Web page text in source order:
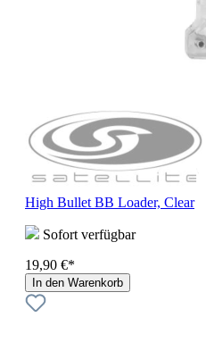
High Bullet BB Loader, Clear
Sofort verfügbar
19,90 €*
In den Warenkorb